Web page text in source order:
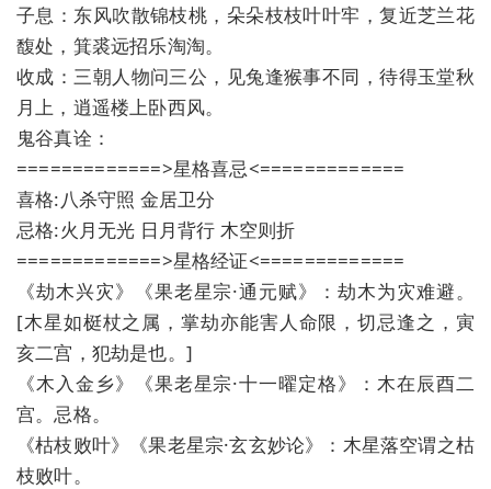
子息：东风吹散锦枝桃，朵朵枝枝叶叶牢，复近芝兰花
馥处，箕裘远招乐淘淘。
收成：三朝人物问三公，见兔逢猴事不同，待得玉堂秋
月上，逍遥楼上卧西风。
鬼谷真诠：
=============>星格喜忌<=============
喜格:八杀守照 金居卫分
忌格:火月无光 日月背行 木空则折
=============>星格经证<=============
《劫木兴灾》《果老星宗·通元赋》：劫木为灾难避。
[木星如梃杖之属，掌劫亦能害人命限，切忌逢之，寅
亥二宫，犯劫是也。]
《木入金乡》《果老星宗·十一曜定格》：木在辰酉二
宫。忌格。
《枯枝败叶》《果老星宗·玄玄妙论》：木星落空谓之枯
枝败叶。